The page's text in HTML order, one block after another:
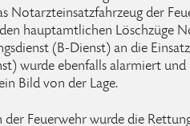
Notarzteinsatzfahrzeug der
hauptamtlichen Löschzüge
(B-Dienst) an die
wurde ebenfalls alarmiert
Bild von der Lage.
der Feuerwehr wurde die